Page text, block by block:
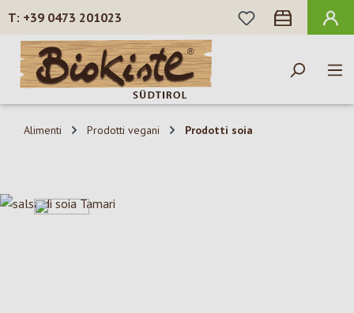
Passa al contenuto principale
+39 0473 201023
HAI 0 ARTICOLI
Alimenti Prodotti vegani Prodotti soia
Salta la galleria di immagini